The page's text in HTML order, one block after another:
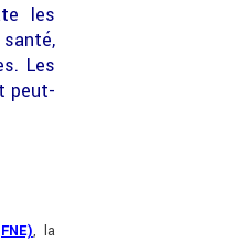
les
Les
peut-
, la